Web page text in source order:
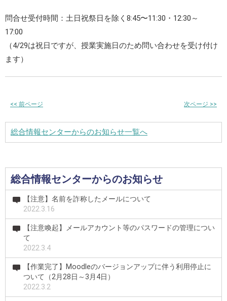
問合せ受付時間：土日祝祭日を除く8:45〜11:30・12:30～
17:00
（4/29は祝日ですが、授業実施日のため問い合わせを受け付け
ます）
<< 前ページ 次ページ >>
総合情報センターからのお知らせ一覧へ
総合情報センターからのお知らせ
【注意】名前を詐称したメールについて
2022.3.16
【注意喚起】メールアカウント等のパスワードの管理につい
て
2022.3.4
【作業完了】Moodleのバージョンアップに伴う利用停止に
ついて（2月28日～3月4日）
2022.3.2